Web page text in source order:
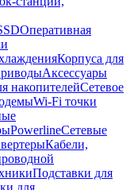
Оперативная
Корпуса для
Аксессуары
накопителейСетевое
Wi-Fi точки
PowerlineСетевые
Кабели,
Подставки для
для